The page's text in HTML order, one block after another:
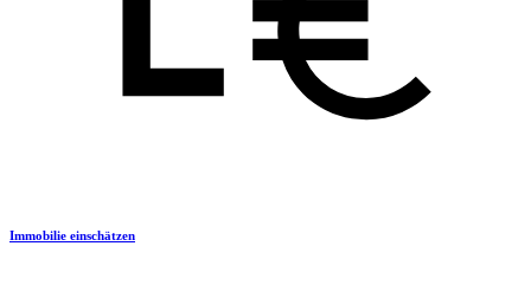
Immobilie einschätzen